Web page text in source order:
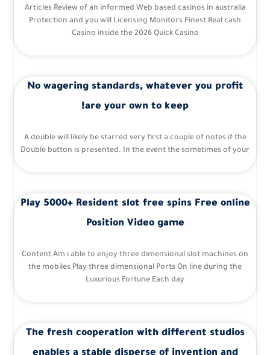
Articles Review of an informed Web based casinos in australia
Protection and you will Licensing Monitors Finest Real cash
Casino inside the 2026 Quick Casino
No wagering standards, whatever you profit
are your own to keep!
A double will likely be starred very first a couple of notes if the
Double button is presented. In the event the sometimes of your
Play 5000+ Resident slot free spins Free online
Position Video game
Content Am i able to enjoy three dimensional slot machines on
the mobiles Play three dimensional Ports On line during the
Luxurious Fortune Each day
The fresh cooperation with different studios